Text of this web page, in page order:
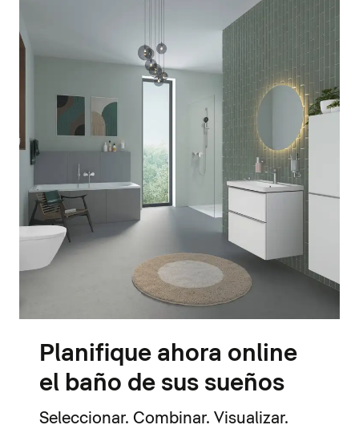
Planifique ahora online
el baño de sus sueños
Seleccionar. Combinar. Visualizar.